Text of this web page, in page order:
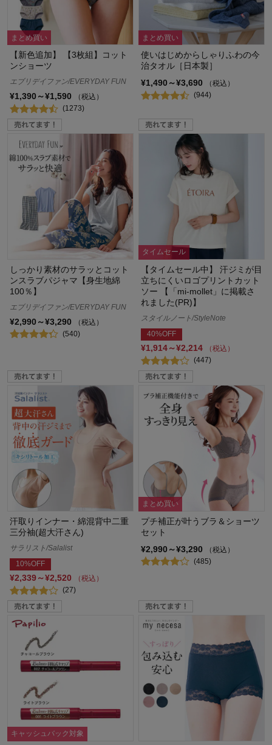
まとめ買い
【新色追加】 【3枚組】コット
ンショーツ
エブリデイファン/EVERYDAY FUN
¥1,390～¥1,590
（税込）
(1273)
まとめ買い
使いはじめからしゃりふわの今
治タオル［日本製］
¥1,490～¥3,690
（税込）
(944)
しっかり素材のサラッとコット
ンスラブパジャマ【身生地綿
100％】
エブリデイファン/EVERYDAY FUN
¥2,990～¥3,290
（税込）
(540)
タイムセール
【タイムセール中】 汗ジミが目
立ちにくいロゴプリントカット
ソー 【「mi-mollet」に掲載さ
れました(PR)】
スタイルノート/StyleNote
40%OFF
¥1,914～¥2,214
（税込）
(447)
汗取りインナー・綿混背中二重
三分袖(超大汗さん)
サラリスト/Salalist
10%OFF
¥2,339～¥2,520
（税込）
(27)
まとめ買い
プチ補正が叶うブラ＆ショーツ
セット
¥2,990～¥3,290
（税込）
(485)
キャッシュバック対象